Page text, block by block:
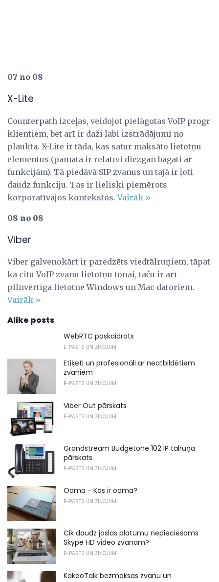
07 no 08
X-Lite
Counterpath izceļas, veidojot pielāgotas VoIP progr
klientiem, bet arī ir daži labi izstrādājumi no
plaukta. X-Lite ir tāda, kas satur maksāto lietotņu
elementus (pamata ir relatīvi diezgan bagāti ar
funkcijām). Tā piedāvā SIP zvanus un tajā ir ļoti
daudz funkciju. Tas ir lieliski piemērots
korporatīvajos kontekstos.Vairāk »
08 no 08
Viber
Viber galvenokārt ir paredzēts viedtālruņiem, tāpat
kā citu VoIP zvanu lietotņu tonai, taču ir arī
pilnvērtīga lietotne Windows un Mac datoriem.
Vairāk »
Alike posts
WebRTC paskaidrots
E-PASTS UN ZIŅOJUMI
Etiķeti un profesionāli ar neatbildētiem
zvaniem
E-PASTS UN ZIŅOJUMI
Viber Out pārskats
E-PASTS UN ZIŅOJUMI
Grandstream Budgetone 102 IP tālruņa
pārskats
E-PASTS UN ZIŅOJUMI
Ooma - Kas ir ooma?
E-PASTS UN ZIŅOJUMI
Cik daudz joslas platumu nepieciešams
Skype HD video zvanam?
E-PASTS UN ZIŅOJUMI
KakaoTalk bezmaksas zvanu un